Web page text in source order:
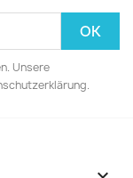
Unsere